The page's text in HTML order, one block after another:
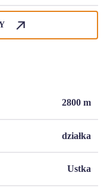
2800 m
działka
Ustka